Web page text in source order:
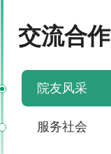
交流合作
院友风采
服务社会